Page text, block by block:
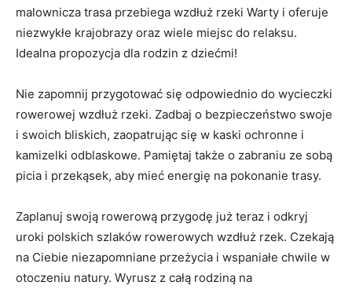
malownicza trasa przebiega wzdłuż rzeki Warty i oferuje
niezwykłe krajobrazy oraz wiele miejsc‌ do relaksu.
Idealna propozycja dla⁢ rodzin z dziećmi!
Nie zapomnij‍ przygotować się odpowiednio do wycieczki
rowerowej wzdłuż rzeki. Zadbaj o bezpieczeństwo swoje
i swoich bliskich, zaopatrując się w kaski ochronne i
kamizelki odblaskowe.⁤ Pamiętaj także o zabraniu ‍ze sobą
picia i przekąsek, aby mieć energię na⁤ pokonanie trasy.
Zaplanuj swoją rowerową przygodę‍ już teraz i odkryj
uroki polskich szlaków rowerowych wzdłuż rzek. Czekają
na Ciebie niezapomniane przeżycia i wspaniałe chwile w
otoczeniu natury. Wyrusz z całą rodziną na